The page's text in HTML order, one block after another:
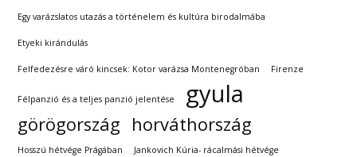
Egy varázslatos utazás a történelem és kultúra birodalmába
Etyeki kirándulás
Felfedezésre váró kincsek: Kotor varázsa Montenegróban Firenze
Félpanzió és a teljes panzió jelentése gyula
görögország horváthország
Hosszú hétvége Prágában Jankovich Kúria- rácalmási hétvége